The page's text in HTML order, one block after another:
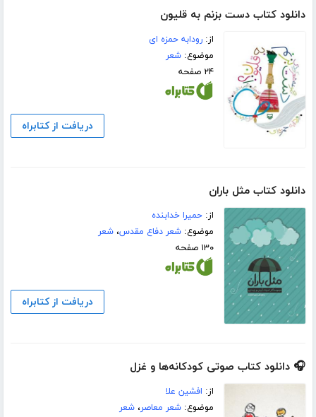
دانلود کتاب دست بزنم به قلیون
از:رودابه حمزه ای
موضوع:شعر
۲۴ صفحه
دریافت از کتابراه
دانلود کتاب مثل باران
از:حمیرا خدابنده
موضوع:شعر دفاع مقدس،شعر
۱۳۰ صفحه
دریافت از کتابراه
🎧 دانلود کتاب صوتی کودکانه‌ها و غزل
از: افشین علا
موضوع:شعر معاصر،شعر